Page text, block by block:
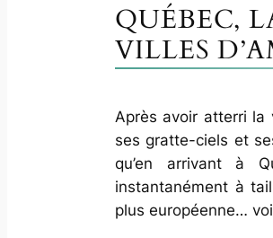
QUÉBEC,
VILLES
Après avoir atterri la
ses gratte-ciels et
qu’en arrivant à
instantanément à
plus européenne…